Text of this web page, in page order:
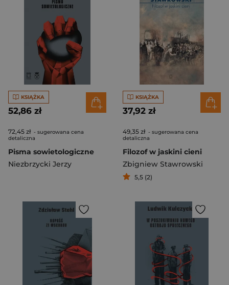
KSIĄŻKA
52,86 zł
72,45 zł - sugerowana cena
detaliczna
Pisma sowietologiczne
Niezbrzycki Jerzy
KSIĄŻKA
37,92 zł
49,35 zł - sugerowana cena
detaliczna
Filozof w jaskini cieni
Zbigniew Stawrowski
5,5 (2)